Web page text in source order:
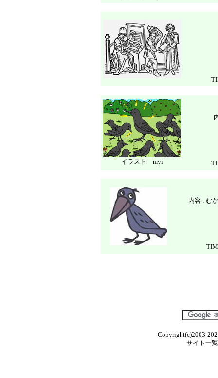
イラスト myi
内容 : む
Copyright(c)2003-
サイト一